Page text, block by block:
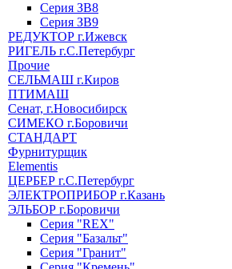
Серия ЗВ8
Серия ЗВ9
РЕДУКТОР г.Ижевск
РИГЕЛЬ г.С.Петербург
Прочие
СЕЛЬМАШ г.Киров
ПТИМАШ
Сенат, г.Новосибирск
СИМЕКО г.Боровичи
СТАНДАРТ
Фурнитурщик
Elementis
ЦЕРБЕР г.С.Петербург
ЭЛЕКТРОПРИБОР г.Казань
ЭЛЬБОР г.Боровичи
Серия "REX"
Серия "Базальт"
Серия "Гранит"